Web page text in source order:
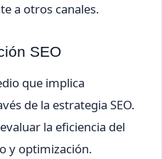
a otros canales.
SEO
que implica
de la estrategia SEO.
la eficiencia del
y optimización.